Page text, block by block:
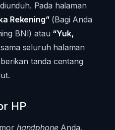
Pada halaman
Rekening”(Bagi Anda
BNI) atau “Yuk,
seluruh halaman
tanda centang
HP
handphoneAnda.